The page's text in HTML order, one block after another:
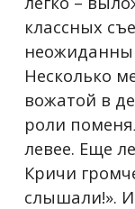
классных
Несколько
вожатой в
роли
левее. Еще
Кричи
слышали!». И